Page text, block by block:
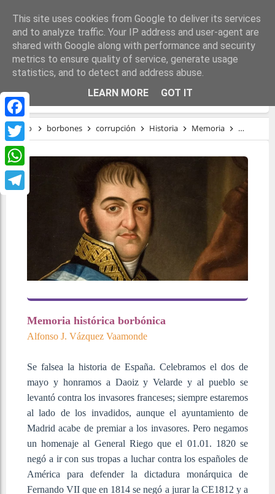
Facebook
Twitter
WhatsApp
MEMORIA HISTÓRICA BORBÓNICA
Inicio borbones corrupción Historia Memoria
Memoria histórica borbónica
Alfonso J. Vázquez Vaamonde
Se falsea la historia de España. Celebramos el dos de
mayo y honramos a Daoiz y Velarde y al pueblo se
levantó contra los invasores franceses; siempre estaremos
al lado de los invadidos, aunque el ayuntamiento de
Madrid acabe de premiar a los invasores. Pero negamos
un homenaje al General Riego que el 01.01. 1820 se
negó a ir con sus tropas a luchar contra los españoles de
América para defender la dictadura monárquica de
Fernando VII que en 1814 se negó a jurar la CE1812 y a
This site uses cookies from Google to deliver its services
and to analyze traffic. Your IP address and user-agent are
shared with Google along with performance and security
metrics to ensure quality of service, generate usage
statistics, and to detect and address abuse.
LEARN MORE
GOT IT